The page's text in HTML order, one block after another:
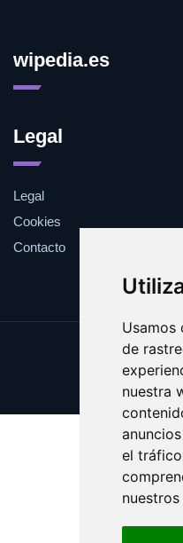
Usamos
de
nuestra
el
wipedia.es
Legal
Legal
Cookies
Contacto
Update
Copyright